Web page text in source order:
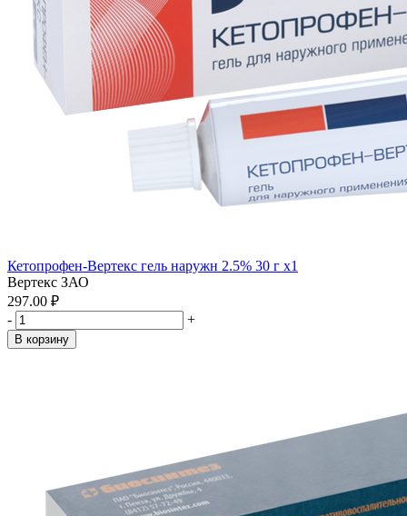
Кетопрофен-Вертекс гель наружн 2.5% 30 г x1
Вертекс ЗАО
297.00 ₽
-
+
В корзину